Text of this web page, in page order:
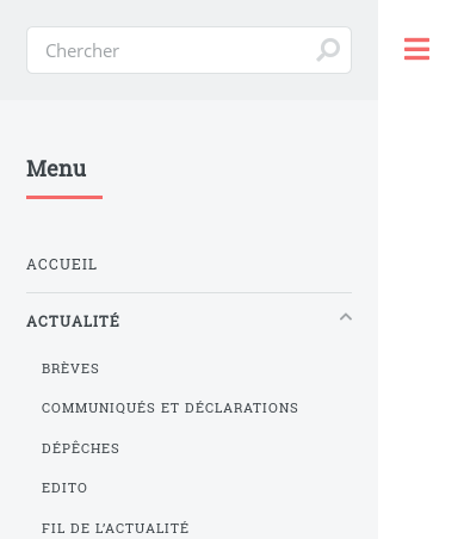
Menu
ACCUEIL
ACTUALITÉ
BRÈVES
COMMUNIQUÉS ET DÉCLARATIONS
DÉPÊCHES
EDITO
FIL DE L’ACTUALITÉ